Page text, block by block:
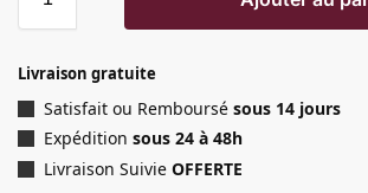
Livraison gratuite
Satisfait ou Remboursé sous 14 jours
Expédition sous 24 à 48h
Livraison Suivie OFFERTE